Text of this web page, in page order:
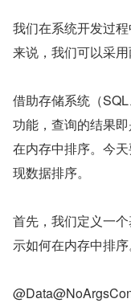
我们在系统开发过
来说，我们可以采用
借助存储系统（
功能，查询的结果
在内存中排序。今
现数据排序。
首先，我们定义一
示如何在内存中排序